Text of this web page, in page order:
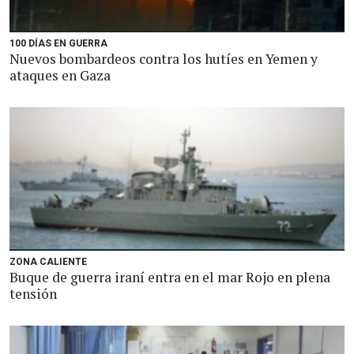
100 DÍAS EN GUERRA
Nuevos bombardeos contra los hutíes en Yemen y
ataques en Gaza
ZONA CALIENTE
Buque de guerra iraní entra en el mar Rojo en plena
tensión